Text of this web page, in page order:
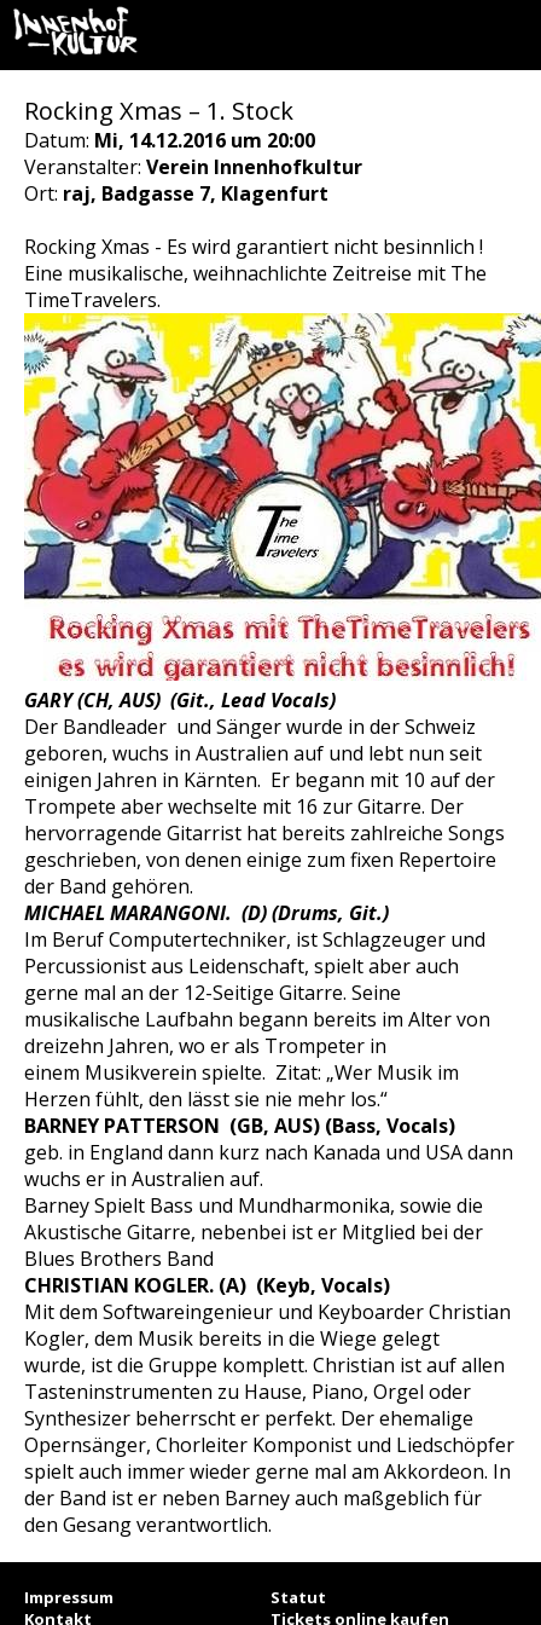
Rocking Xmas – 1. Stock
Datum: Mi, 14.12.2016 um 20:00
Veranstalter: Verein Innenhofkultur
Ort: raj, Badgasse 7, Klagenfurt
Rocking Xmas - Es wird garantiert nicht besinnlich !
Eine musikalische, weihnachlichte Zeitreise mit The
TimeTravelers.
GARY (CH, AUS) (Git., Lead Vocals)
Der Bandleader und Sänger wurde in der Schweiz
geboren, wuchs in Australien auf und lebt nun seit
einigen Jahren in Kärnten. Er begann mit 10 auf der
Trompete aber wechselte mit 16 zur Gitarre. Der
hervorragende Gitarrist hat bereits zahlreiche Songs
geschrieben, von denen einige zum fixen Repertoire
der Band gehören.
MICHAEL MARANGONI. (D) (Drums, Git.)
Im Beruf Computertechniker, ist Schlagzeuger und
Percussionist aus Leidenschaft, spielt aber auch
gerne mal an der 12-Seitige Gitarre. Seine
musikalische Laufbahn begann bereits im Alter von
dreizehn Jahren, wo er als Trompeter in
einem Musikverein spielte. Zitat: „Wer Musik im
Herzen fühlt, den lässt sie nie mehr los.“
BARNEY PATTERSON (GB, AUS) (Bass, Vocals)
geb. in England dann kurz nach Kanada und USA dann
wuchs er in Australien auf.
Barney Spielt Bass und Mundharmonika, sowie die
Akustische Gitarre, nebenbei ist er Mitglied bei der
Blues Brothers Band
CHRISTIAN KOGLER. (A) (Keyb, Vocals)
Mit dem Softwareingenieur und Keyboarder Christian
Kogler, dem Musik bereits in die Wiege gelegt
wurde, ist die Gruppe komplett. Christian ist auf allen
Tasteninstrumenten zu Hause, Piano, Orgel oder
Synthesizer beherrscht er perfekt. Der ehemalige
Opernsänger, Chorleiter Komponist und Liedschöpfer
spielt auch immer wieder gerne mal am Akkordeon. In
der Band ist er neben Barney auch maßgeblich für
den Gesang verantwortlich.
Impressum
Statut
Kontakt
Tickets online kaufen